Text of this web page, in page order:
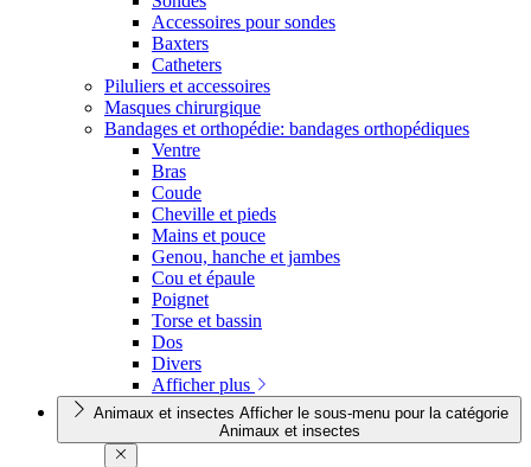
Accessoires pour sondes
Baxters
Catheters
Piluliers et accessoires
Masques chirurgique
Bandages et orthopédie: bandages orthopédiques
Ventre
Bras
Coude
Cheville et pieds
Mains et pouce
Genou, hanche et jambes
Cou et épaule
Poignet
Torse et bassin
Dos
Divers
Afficher plus
Animaux et insectes Afficher le sous-menu pour la catégorie
Animaux et insectes